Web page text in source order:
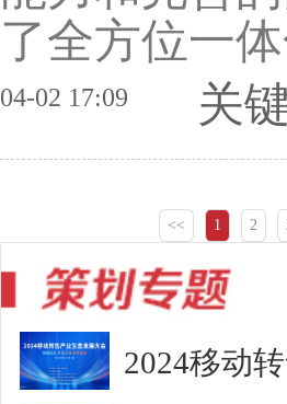
了全方位一
04-02 17:09 关
<< 1 2
2024移动